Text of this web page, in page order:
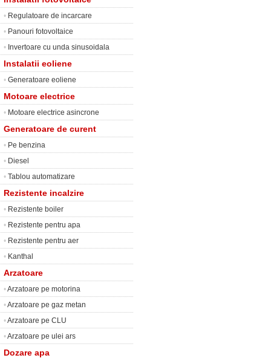
• Regulatoare de incarcare
• Panouri fotovoltaice
• Invertoare cu unda sinusoidala
Instalatii eoliene
• Generatoare eoliene
Motoare electrice
• Motoare electrice asincrone
Generatoare de curent
• Pe benzina
• Diesel
• Tablou automatizare
Rezistente incalzire
• Rezistente boiler
• Rezistente pentru apa
• Rezistente pentru aer
• Kanthal
Arzatoare
•Arzatoare pe motorina
•Arzatoare pe gaz metan
•Arzatoare pe CLU
•Arzatoare pe ulei ars
Dozare apa